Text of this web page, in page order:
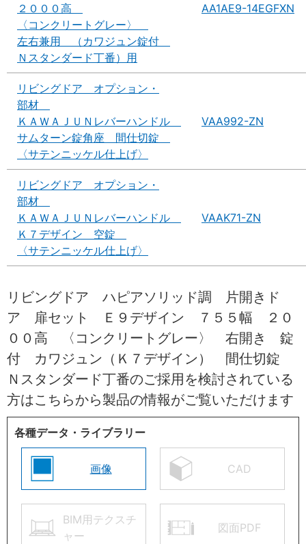
２０００高
〈コンクリートグレー〉
左右兼用 （カワジュン錠付
Ｎスタンダード丁番）用
AA1AE9-14EGFXN
リビングドア オプション・
部材
ＫＡＷＡＪＵＮレバーハンドル
サムターン錠角座 間仕切錠
〈サテンニッケル仕上げ〉
VAA992-ZN
リビングドア オプション・
部材
ＫＡＷＡＪＵＮレバーハンドル
Ｋ７デザイン 空錠
〈サテンニッケル仕上げ〉
VAAK71-ZN
リビングドア ハピアソリッド調 片開きド
ア 扉セット Ｅ９デザイン ７５５幅 ２０
００高 〈コンクリートグレー〉 右開き 錠
付 カワジュン（Ｋ７デザイン） 間仕切錠
Ｎスタンダード丁番のご採用を検討されている
方はこちらから製品の情報がご覧いただけます
各種データ・ライブラリー
画像 CAD
BIM用テクスチ
ャー
図面PDF